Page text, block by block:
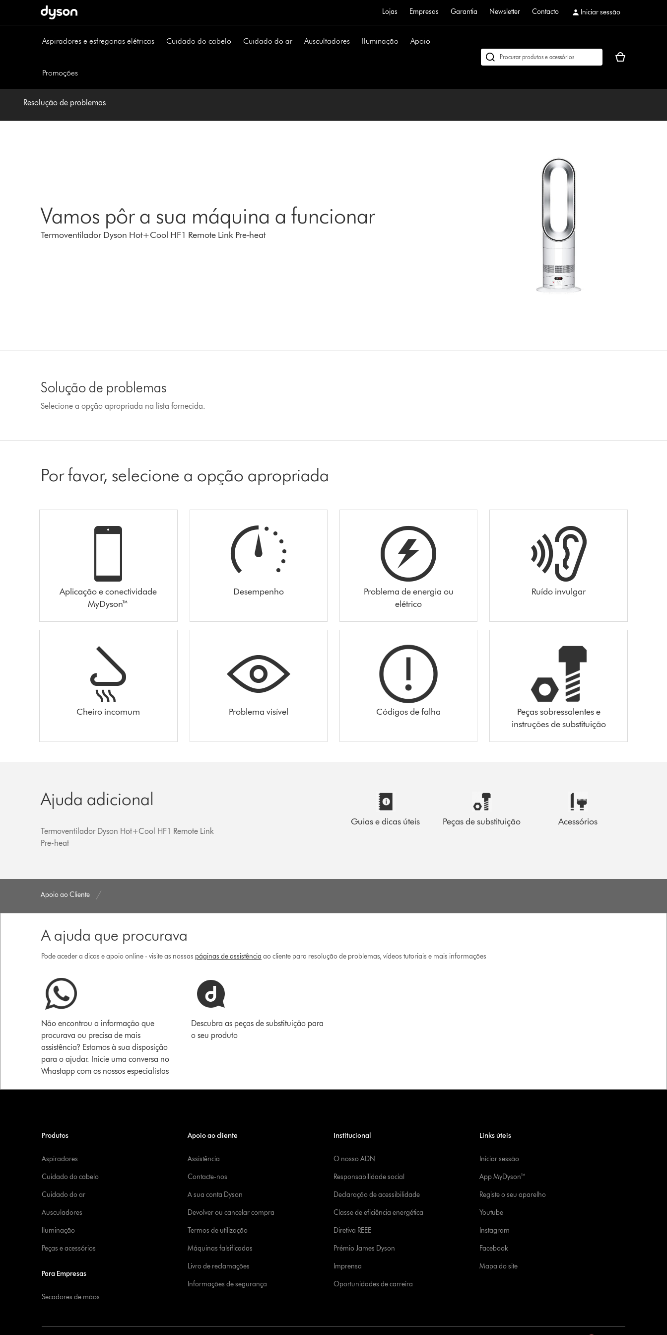
Lojas Empresas Garantia Newsletter Contacto Iniciar sessão
Aspiradores e esfregonas elétricas Cuidado do cabelo Cuidado do ar Auscultadores Iluminação Apoio
Promoções
Pesquisar
O
de
Resolução de problemas
Vamos pôr a sua máquina a funcionar
Termoventilador Dyson Hot+Cool HF1 Remote Link Pre-heat
Solução de problemas
Selecione a opção apropriada na lista fornecida.
Por favor, selecione a opção apropriada
Aplicação e conectividade
MyDyson™
Desempenho
Problema de energia ou
elétrico
Ruído invulgar
Cheiro incomum Problema visível Códigos de falha
Peças sobressalentes e
instruções de substituição
Ajuda adicional
Termoventilador Dyson Hot+Cool HF1 Remote Link
Pre-heat
Guias e dicas úteis Peças de substituição Acessórios
Apoio ao Cliente
A ajuda que procurava
Pode aceder a dicas e apoio online - visite as nossas páginas de assistência ao cliente para resolução de problemas, vídeos tutoriais e mais informações
Não encontrou a informação que
procurava ou precisa de mais
assistência? Estamos à sua disposição
para o ajudar. Inicie uma conversa no
Whastapp com os nossos especialistas
Descubra as peças de substituição para
o seu produto
Produtos
Aspiradores
Cuidado do cabelo
Cuidado do ar
Ausculadores
Iluminação
Peças e acessórios
Para Empresas
Secadores de mãos
Apoio ao cliente
Assistência
Contacte-nos
A sua conta Dyson
Devolver ou cancelar compra
Termos de utilização
Máquinas falsificadas
Livro de reclamações
Informações de segurança
Institucional
O nosso ADN
Responsabilidade social
Declaração de acessibilidade
Classe de eficiência energética
Diretiva REEE
Prémio James Dyson
Imprensa
Oportunidades de carreira
Links úteis
Iniciar sessão
App MyDyson™
Registe o seu aparelho
Youtube
Instagram
Facebook
Mapa do site